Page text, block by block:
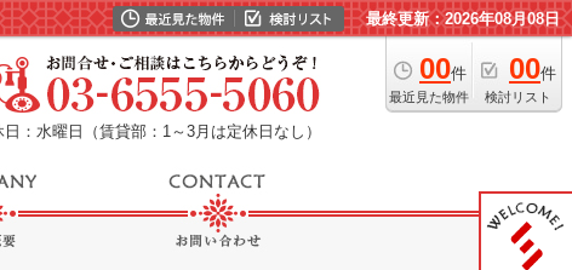
最終更新：2026年08月08日
00件
最近見た物件
00件
検討リスト
日：水曜日（賃貸部：1～3月は定休日なし）